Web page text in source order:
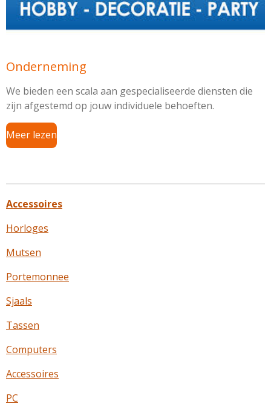
Onderneming
We bieden een scala aan gespecialiseerde diensten die
zijn afgestemd op jouw individuele behoeften.
Meer lezen
Accessoires
Horloges
Mutsen
Portemonnee
Sjaals
Tassen
Computers
Accessoires
PC